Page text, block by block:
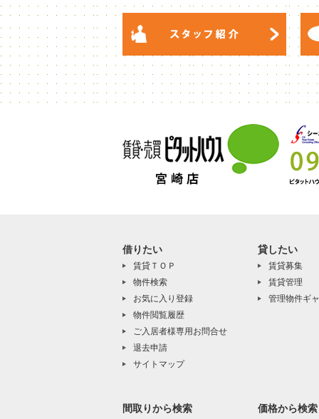
借りたい
賃貸ＴＯＰ
物件検索
お気に入り登録
物件閲覧履歴
ご入居者様専用お問合せ
退去申請
サイトマップ
貸したい
賃貸募集
賃貸管理
管理物件ギ
間取りから検索 価格から検索